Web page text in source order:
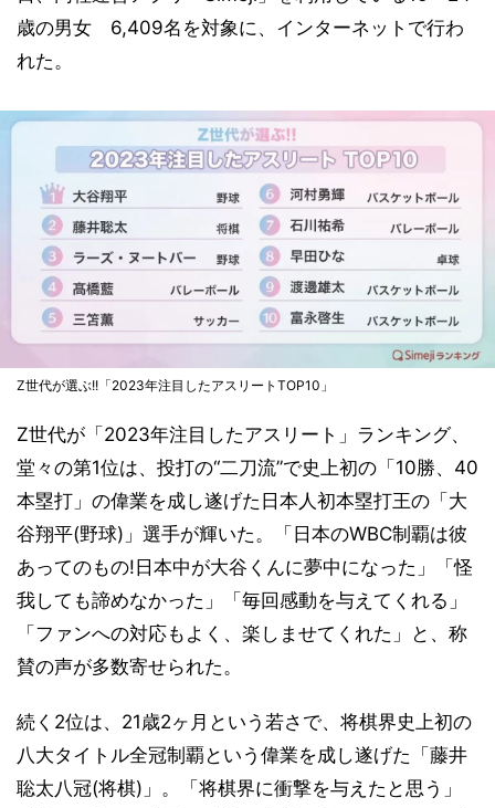
歳の男女 6,409名を対象に、インターネットで行わ
れた。
Z世代が選ぶ!!「2023年注目したアスリートTOP10」
Z世代が「2023年注目したアスリート」ランキング、
堂々の第1位は、投打の“二刀流”で史上初の「10勝、40
本塁打」の偉業を成し遂げた日本人初本塁打王の「大
谷翔平(野球)」選手が輝いた。「日本のWBC制覇は彼
あってのもの!日本中が大谷くんに夢中になった」「怪
我しても諦めなかった」「毎回感動を与えてくれる」
「ファンへの対応もよく、楽しませてくれた」と、称
賛の声が多数寄せられた。
続く2位は、21歳2ヶ月という若さで、将棋界史上初の
八大タイトル全冠制覇という偉業を成し遂げた「藤井
聡太八冠(将棋)」。「将棋界に衝撃を与えたと思う」